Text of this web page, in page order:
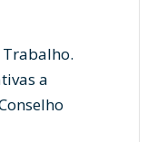
Trabalho.
a